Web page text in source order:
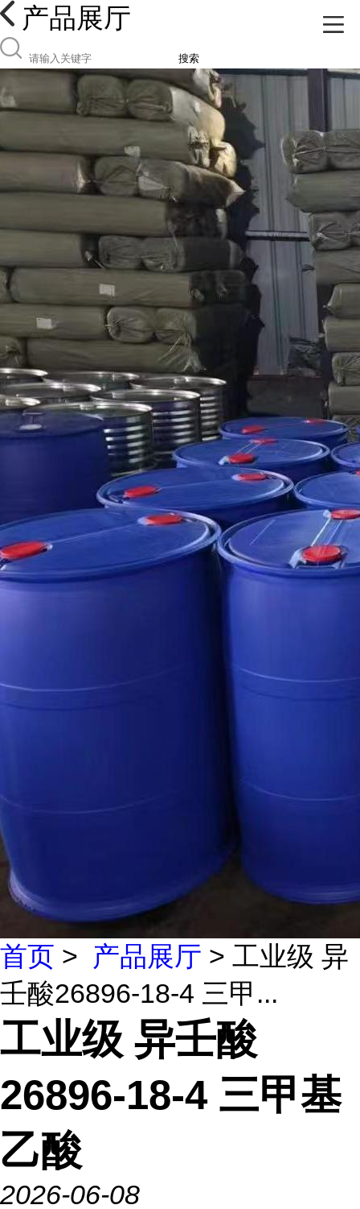
产品展厅
搜索
首页 > 产品展厅 > 工业级 异
壬酸26896-18-4 三甲...
工业级 异壬酸
26896-18-4 三甲基
乙酸
2026-06-08